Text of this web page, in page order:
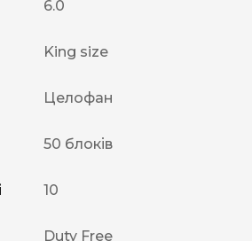
6.0
King size
Целофан
50 блоків
10
Duty Free